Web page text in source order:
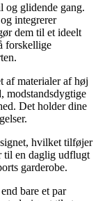
og glidende gang.
integrerer
dem til et ideelt
forskellige
af materialer af høj
modstandsdygtige
Det holder dine
hvilket tilføjer
til en daglig udflugt
garderobe.
bare et par